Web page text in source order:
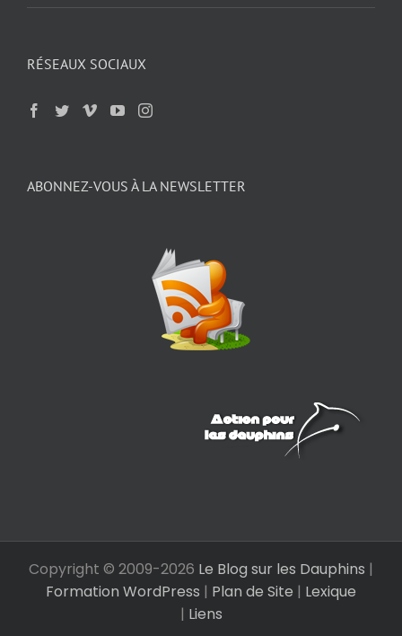
RÉSEAUX SOCIAUX
ABONNEZ-VOUS À LA NEWSLETTER
Copyright © 2009-2026 Le Blog sur les Dauphins |
Formation WordPress | Plan de Site | Lexique
| Liens